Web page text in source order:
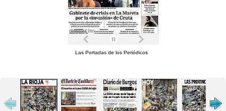
Las Portadas de los Periódicos